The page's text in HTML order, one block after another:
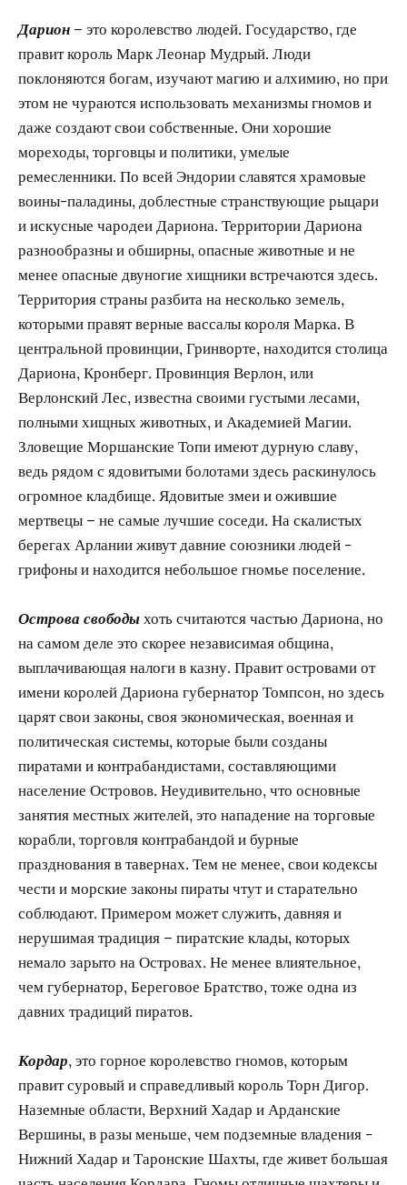
Дарион – это королевство людей. Государство, где
правит король Марк Леонар Мудрый. Люди
поклоняются богам, изучают магию и алхимию, но при
этом не чураются использовать механизмы гномов и
даже создают свои собственные. Они хорошие
мореходы, торговцы и политики, умелые
ремесленники. По всей Эндории славятся храмовые
воины-паладины, доблестные странствующие рыцари
и искусные чародеи Дариона. Территории Дариона
разнообразны и обширны, опасные животные и не
менее опасные двуногие хищники встречаются здесь.
Территория страны разбита на несколько земель,
которыми правят верные вассалы короля Марка. В
центральной провинции, Гринворте, находится столица
Дариона, Кронберг. Провинция Верлон, или
Верлонский Лес, известна своими густыми лесами,
полными хищных животных, и Академией Магии.
Зловещие Моршанские Топи имеют дурную славу,
ведь рядом с ядовитыми болотами здесь раскинулось
огромное кладбище. Ядовитые змеи и ожившие
мертвецы – не самые лучшие соседи. На скалистых
берегах Арлании живут давние союзники людей -
грифоны и находится небольшое гномье поселение.
Острова свободыхоть считаются частью Дариона, но
на самом деле это скорее независимая община,
выплачивающая налоги в казну. Правит островами от
имени королей Дариона губернатор Томпсон, но здесь
царят свои законы, своя экономическая, военная и
политическая системы, которые были созданы
пиратами и контрабандистами, составляющими
население Островов. Неудивительно, что основные
занятия местных жителей, это нападение на торговые
корабли, торговля контрабандой и бурные
празднования в тавернах. Тем не менее, свои кодексы
чести и морские законы пираты чтут и старательно
соблюдают. Примером может служить, давняя и
нерушимая традиция – пиратские клады, которых
немало зарыто на Островах. Не менее влиятельное,
чем губернатор, Береговое Братство, тоже одна из
давних традиций пиратов.
Кордар, это горное королевство гномов, которым
правит суровый и справедливый король Торн Дигор.
Наземные области, Верхний Хадар и Арданские
Вершины, в разы меньше, чем подземные владения -
Нижний Хадар и Таронские Шахты, где живет большая